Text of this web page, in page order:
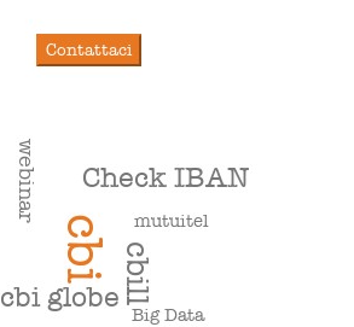
cbi cbill
cbi globe
Check IBAN
webinar mutuitel
Big Data